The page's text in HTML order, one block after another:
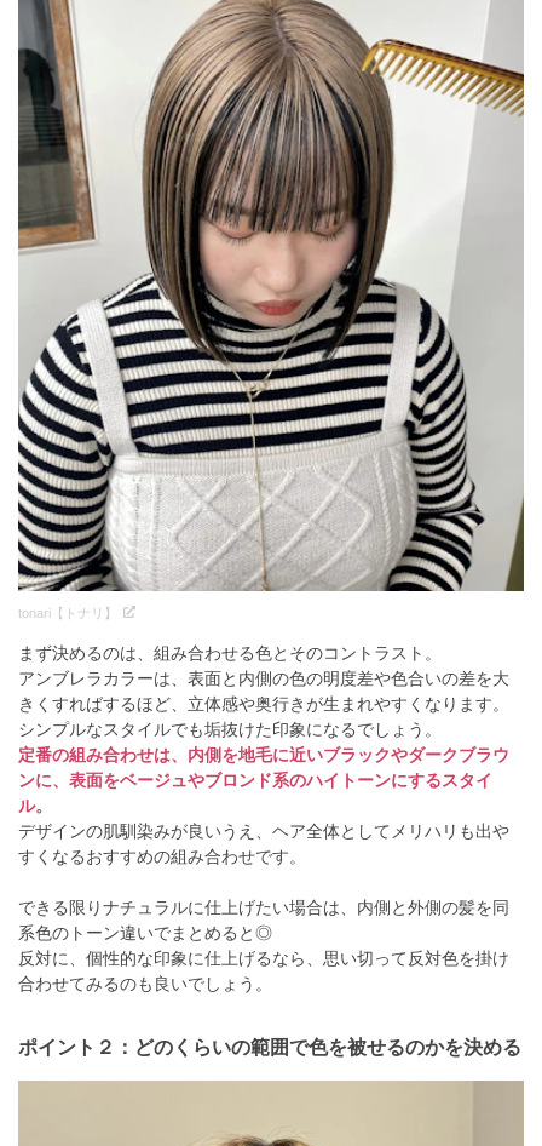
tonari【トナリ】
まず決めるのは、組み合わせる色とそのコントラスト。
アンブレラカラーは、表面と内側の色の明度差や色合いの差を大
きくすればするほど、立体感や奥行きが生まれやすくなります。
シンプルなスタイルでも垢抜けた印象になるでしょう。
定番の組み合わせは、内側を地毛に近いブラックやダークブラウ
ンに、表面をベージュやブロンド系のハイトーンにするスタイ
ル。
デザインの肌馴染みが良いうえ、ヘア全体としてメリハリも出や
すくなるおすすめの組み合わせです。
できる限りナチュラルに仕上げたい場合は、内側と外側の髪を同
系色のトーン違いでまとめると◎
反対に、個性的な印象に仕上げるなら、思い切って反対色を掛け
合わせてみるのも良いでしょう。
ポイント２：どのくらいの範囲で色を被せるのかを決める